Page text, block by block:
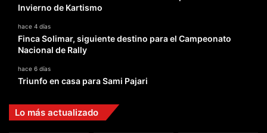
Invierno de Kartismo
hace 4 días
Finca Solimar, siguiente destino para el Campeonato
Nacional de Rally
hace 6 días
Triunfo en casa para Sami Pajari
Lo más actualizado